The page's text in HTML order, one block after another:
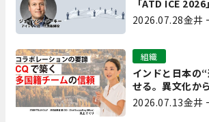
「ATD ICE
ドと成功事例｜
な、日本にも合
2026.07.28金井
インドと日本の
せる。異文化か
生み出す実践【
組織
2026.07.13金井